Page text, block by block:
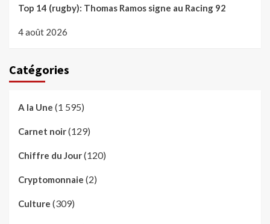
Top 14 (rugby): Thomas Ramos signe au Racing 92
4 août 2026
Catégories
A la Une (1 595)
Carnet noir(129)
Chiffre du Jour(120)
Cryptomonnaie (2)
Culture (309)